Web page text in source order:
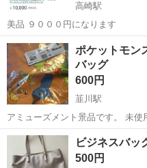
高崎駅
美品 ９０００円になります
群馬 高崎市 高崎駅 バ
ポケットモン
バッグ
600円
韮川駅
アミューズメント景品です。 未
さい。
群馬 太田市 韮川駅 バ
ビジネスバ
500円